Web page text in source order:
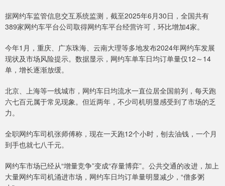
据网约车监管信息交互系统监测，截至2025年6月30日，全国共有
389家网约车平台公司取得网约车平台经营许可，环比增加4家。
今年1月，重庆、广东珠海、云南大理等多地发布2024年网约车发展
现状及市场风险提示。数据显示，网约车单车日均订单量仅12～14
单，增长逐渐放缓。
北京、上海等一线城市，网约车日均流水一直位居全国前列，每天跑
六七百元属于常见现象。但近两年，不少司机明显感受到了市场的乏
力。
全职网约车司机张师傅称，现在一天跑12个小时，刨去油钱，一个月
到手也就七八千元。
网约车市场已经从“增量竞争”变成“存量博弈”。公共交通的改进，加上
大量网约车司机涌进市场，网约车日均订单量明显减少，“僧多粥